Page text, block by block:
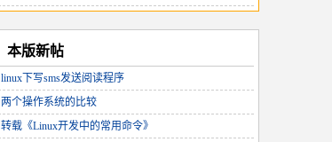
本版新帖
linux下写sms发送阅读程序
两个操作系统的比较
转载《Linux开发中的常用命令》